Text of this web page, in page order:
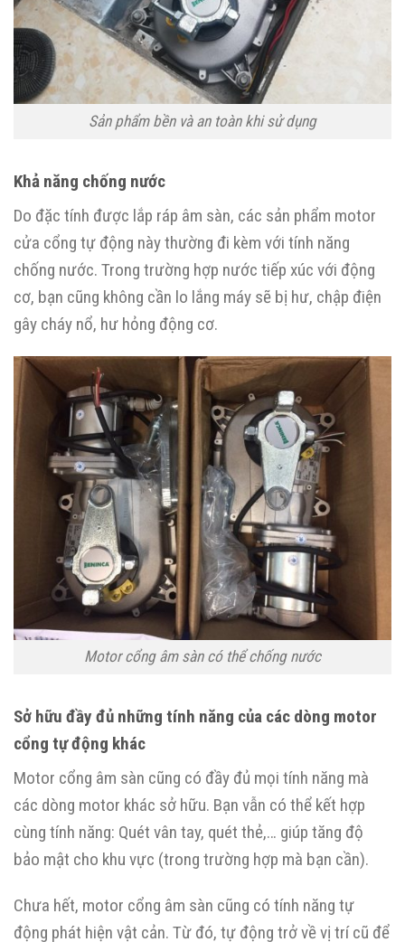
Sản phẩm bền và an toàn khi sử dụng
Khả năng chống nước
Do đặc tính được lắp ráp âm sàn, các sản phẩm motor
cửa cổng tự động này thường đi kèm với tính năng
chống nước. Trong trường hợp nước tiếp xúc với động
cơ, bạn cũng không cần lo lắng máy sẽ bị hư, chập điện
gây cháy nổ, hư hỏng động cơ.
Motor cổng âm sàn có thể chống nước
Sở hữu đầy đủ những tính năng của các dòng motor
cổng tự động khác
Motor cổng âm sàn cũng có đầy đủ mọi tính năng mà
các dòng motor khác sở hữu. Bạn vẫn có thể kết hợp
cùng tính năng: Quét vân tay, quét thẻ,… giúp tăng độ
bảo mật cho khu vực (trong trường hợp mà bạn cần).
Chưa hết, motor cổng âm sàn cũng có tính năng tự
động phát hiện vật cản. Từ đó, tự động trở về vị trí cũ để